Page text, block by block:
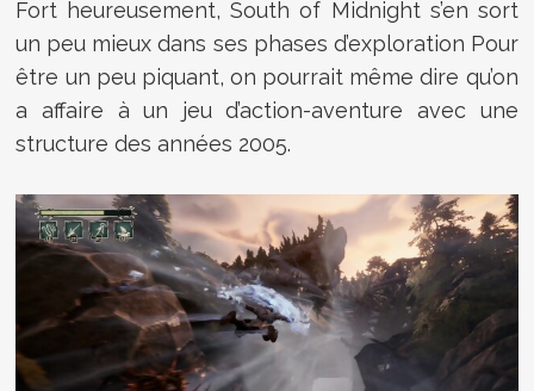
Fort heureusement, South of Midnight s’en sort
un peu mieux dans ses phases d’exploration Pour
être un peu piquant, on pourrait même dire qu’on
a affaire à un jeu d’action-aventure avec une
structure des années 2005.